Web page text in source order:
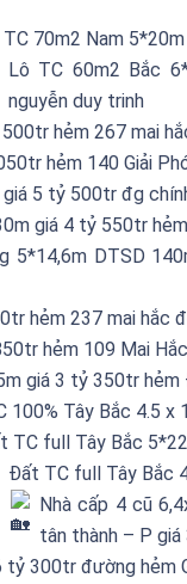
TC 70m2 Nam
Lô TC 60m2 Bắc
nguyễn duy trinh
hẻm 267 mai
hẻm 140 Giải
5 tỷ 500tr đg
giá 4 tỷ 550tr
5*14,6m DTSD
hẻm 237 mai hắc
hẻm 109 Mai
giá 3 tỷ 350tr
100% Tây Bắc 4.5 x
TC full Tây Bắc
Đất TC full Tây Bắc
Nhà cấp 4 cũ
tân thành – P
tỷ 300tr đường hẻm